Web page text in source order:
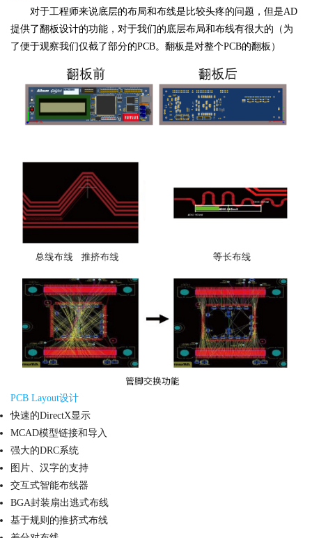
对于工程师来说底层的布局和布线是比较头疼的问题，但是AD
提供了翻板设计的功能，对于我们的底层布局和布线有很大的（为
了便于观察我们仅截了部分的PCB。翻板是对整个PCB的翻板）
PCB Layout设计
快速的DirectX显示
MCAD模型链接和导入
强大的DRC系统
图片、汉字的支持
交互式智能布线器
BGA封装扇出逃式布线
基于规则的推挤式布线